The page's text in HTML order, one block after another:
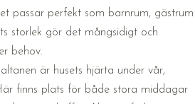
passar perfekt som barnrum, gästrum
storlek gör det mångsidigt och
behov.
är husets hjärta under vår,
finns plats för både stora middagar